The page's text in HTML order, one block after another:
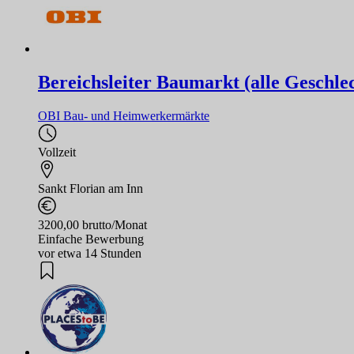
Bereichsleiter Baumarkt (alle
OBI Bau- und Heimwerkermärkte
Vollzeit
Sankt Florian am Inn
3200,00 brutto/Monat
Einfache Bewerbung
vor etwa 14 Stunden